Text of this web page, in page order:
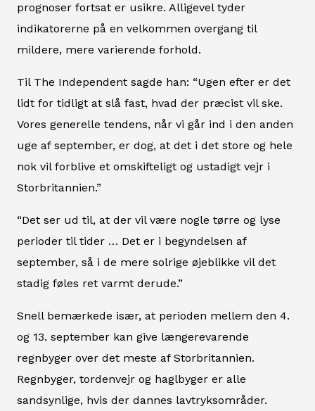
prognoser fortsat er usikre. Alligevel tyder
indikatorerne på en velkommen overgang til
mildere, mere varierende forhold.
Til The Independent sagde han: “Ugen efter er det
lidt for tidligt at slå fast, hvad der præcist vil ske.
Vores generelle tendens, når vi går ind i den anden
uge af september, er dog, at det i det store og hele
nok vil forblive et omskifteligt og ustadigt vejr i
Storbritannien.”
“Det ser ud til, at der vil være nogle tørre og lyse
perioder til tider … Det er i begyndelsen af
september, så i de mere solrige øjeblikke vil det
stadig føles ret varmt derude.”
Snell bemærkede især, at perioden mellem den 4.
og 13. september kan give længerevarende
regnbyger over det meste af Storbritannien.
Regnbyger, tordenvejr og haglbyger er alle
sandsynlige, hvis der dannes lavtryksområder.